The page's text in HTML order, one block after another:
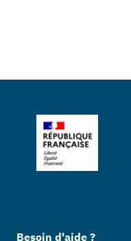
Besoin d'aide ?